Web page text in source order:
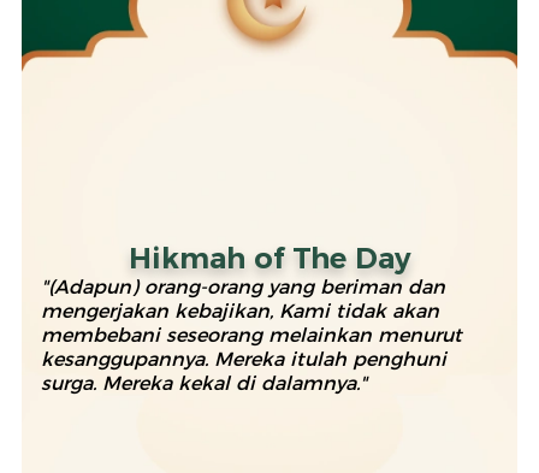
Hikmah of The Day
"(Adapun) orang-orang yang beriman dan
mengerjakan kebajikan, Kami tidak akan
membebani seseorang melainkan menurut
kesanggupannya. Mereka itulah penghuni
surga. Mereka kekal di dalamnya."